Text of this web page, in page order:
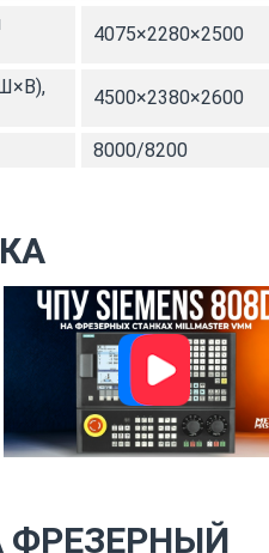
4075×2280×2500
4500×2380×2600
8000/8200
ФРЕЗЕРНЫЙ